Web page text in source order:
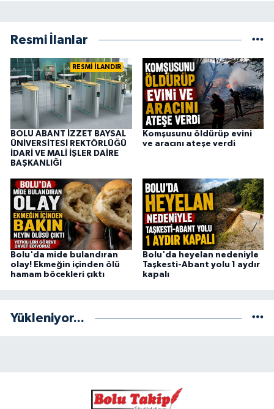
Resmi İlanlar
RESMİ İLANDIR
BOLU ABANT İZZET BAYSAL
ÜNİVERSİTESİ REKTÖRLÜĞÜ
İDARİ VE MALİ İŞLER DAİRE
BAŞKANLIĞI
Komşusunu öldürüp evini
ve aracını ateşe verdi
Bolu'da mide bulandıran
olay! Ekmeğin içinden ölü
hamam böcekleri çıktı
Bolu'da heyelan nedeniyle
Taşkesti-Abant yolu 1 aydır
kapalı
Yükleniyor...